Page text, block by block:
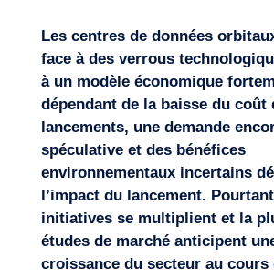
Les centres de données
face à des verrous
à un modèle économique
dépendant de la baisse du coût
lancements, une demande
spéculativeet des bénéfices
environnementaux incertains
l’impact du lancement.
initiatives se multiplient et la
études de marché anticipent
croissance du secteur au cours